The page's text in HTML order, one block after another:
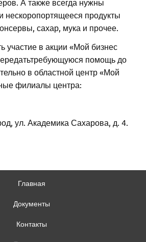
А также всегда нужны
нескоропортящееся продукты
сахар, мука и прочее.
в акции «Мой бизнес
помощь до
в областной центр «Мой
филиалы центра:
ул. Академика Сахарова, д. 4.
Главная
Документы
Контакты